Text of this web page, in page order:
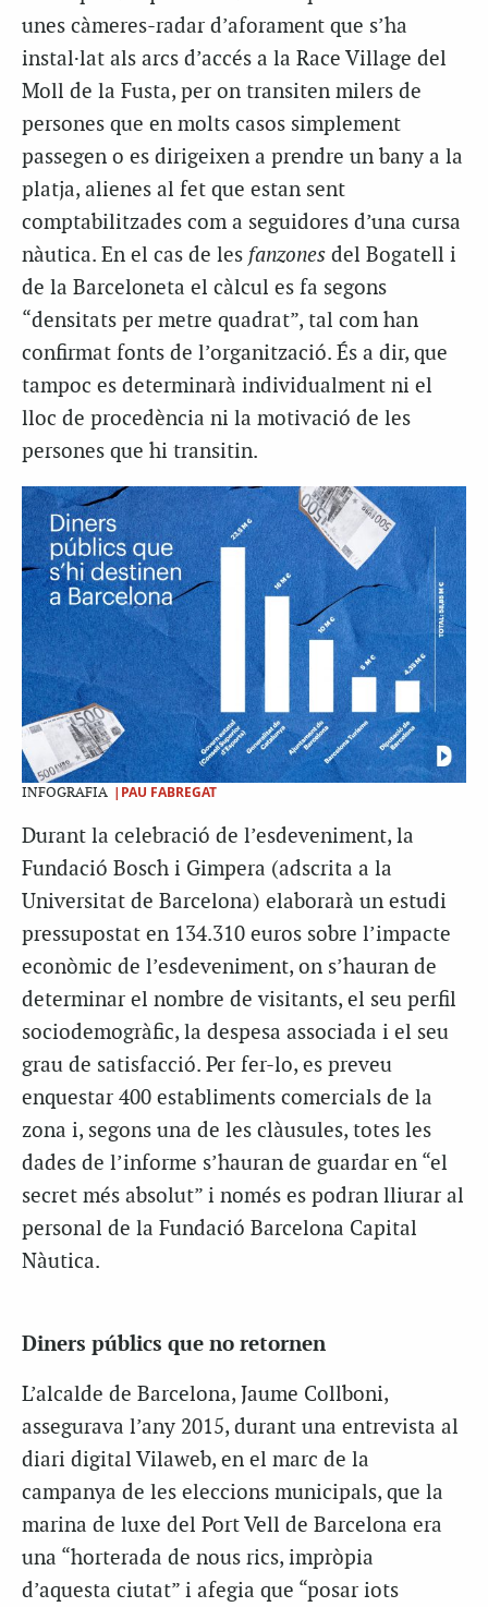
unes càmeres-radar d’aforament que s’ha
instal·lat als arcs d’accés a la Race Village del
Moll de la Fusta, per on transiten milers de
persones que en molts casos simplement
passegen o es dirigeixen a prendre un bany a la
platja, alienes al fet que estan sent
comptabilitzades com a seguidores d’una cursa
nàutica. En el cas de les fanzones del Bogatell i
de la Barceloneta el càlcul es fa segons
“densitats per metre quadrat”, tal com han
confirmat fonts de l’organització. És a dir, que
tampoc es determinarà individualment ni el
lloc de procedència ni la motivació de les
persones que hi transitin.
INFOGRAFIA |PAU FABREGAT
Durant la celebració de l’esdeveniment, la
Fundació Bosch i Gimpera (adscrita a la
Universitat de Barcelona) elaborarà un estudi
pressupostat en 134.310 euros sobre l’impacte
econòmic de l’esdeveniment, on s’hauran de
determinar el nombre de visitants, el seu perfil
sociodemogràfic, la despesa associada i el seu
grau de satisfacció. Per fer-lo, es preveu
enquestar 400 establiments comercials de la
zona i, segons una de les clàusules, totes les
dades de l’informe s’hauran de guardar en “el
secret més absolut” i només es podran lliurar al
personal de la Fundació Barcelona Capital
Nàutica.
Diners públics que no retornen
L’alcalde de Barcelona, Jaume Collboni,
assegurava l’any 2015, durant una entrevista al
diari digital Vilaweb, en el marc de la
campanya de les eleccions municipals, que la
marina de luxe del Port Vell de Barcelona era
una “horterada de nous rics, impròpia
d’aquesta ciutat” i afegia que “posar iots